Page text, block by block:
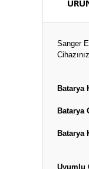
Sanger
Batarya
Batarya
Batarya
Uyumlu